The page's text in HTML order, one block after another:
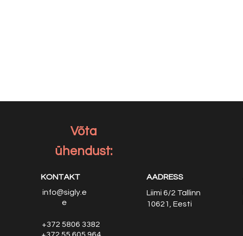
Võta
ühendust:
KONTAKT
info@sigly.e
e
+372 5806 3382
AADRESS
Liimi 6/2 Tallinn
10621, Eesti